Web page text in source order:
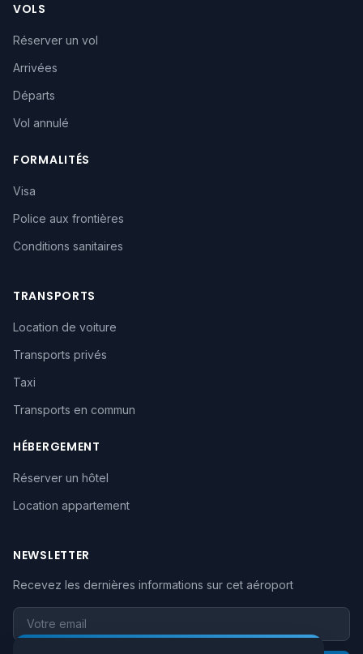
VOLS
Réserver un vol
Arrivées
Départs
Vol annulé
FORMALITÉS
Visa
Police aux frontières
Conditions sanitaires
TRANSPORTS
Location de voiture
Transports privés
Taxi
Transports en commun
HÉBERGEMENT
Réserver un hôtel
Location appartement
NEWSLETTER
Recevez les dernières informations sur cet aéroport
Votre email